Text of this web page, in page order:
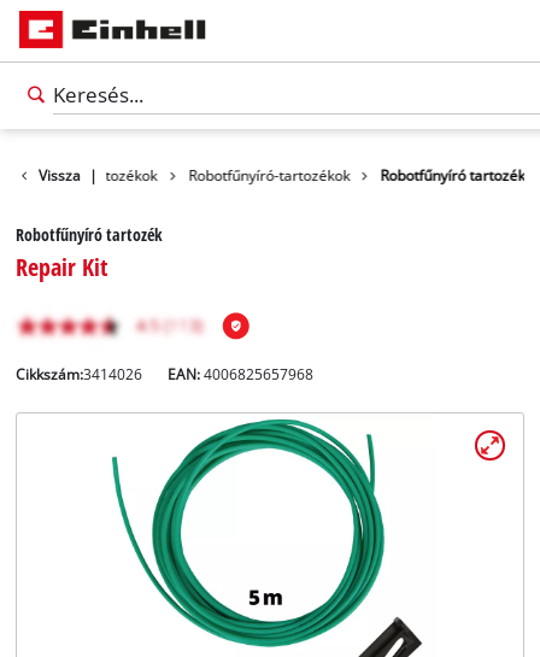
Vissza |
gépek és tartozékok Robotfűnyíró-tartozékok Robotfűnyíró tartozék
Robotfűnyíró tartozék
Repair Kit
Cikkszám:3414026 EAN:4006825657968